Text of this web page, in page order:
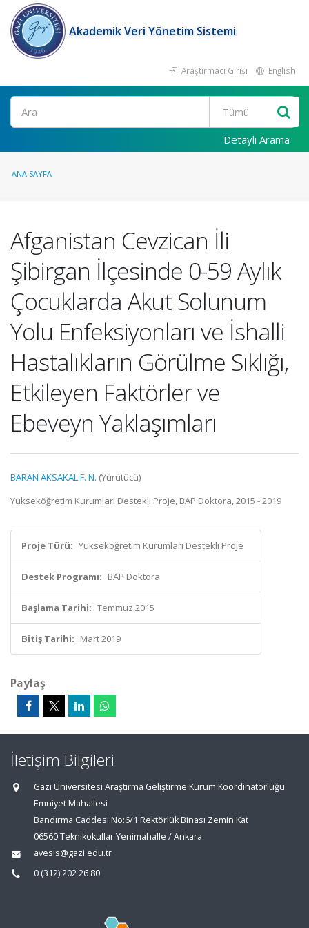
Akademik Veri Yönetim Sistemi
Araştırmacı Girişi English
Ara
Detaylı Arama
ANA SAYFA
Afganistan Cevzican İli
Şibirgan İlçesinde 0-59 Aylık
Çocuklarda Akut Solunum
Yolu Enfeksiyonları ve İshalli
Hastalıkların Görülme Sıklığı,
Etkileyen Faktörler ve
Ebeveyn Yaklaşımları
BARAN AKSAKAL F. N. (Yürütücü)
Yükseköğretim Kurumları Destekli Proje, BAP Doktora, 2015 - 2019
Proje Türü: Yükseköğretim Kurumları Destekli Proje
Destek Programı: BAP Doktora
Başlama Tarihi: Temmuz 2015
Bitiş Tarihi: Mart 2019
Paylaş
İletişim Bilgileri
Gazi Üniversitesi Araştırma Geliştirme Kurum Koordinatörlüğü
Emniyet Mahallesi
Bandırma Caddesi No:6/1 Rektörlük Binası Zemin Kat
06560 Teknikokullar Yenimahalle / Ankara
avesis@gazi.edu.tr
0 (312) 202 26 80